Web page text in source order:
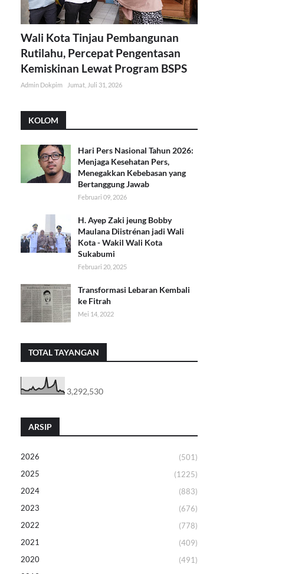
Wali Kota Tinjau Pembangunan
Rutilahu, Percepat Pengentasan
Kemiskinan Lewat Program BSPS
Admin Dokpim Jumat, Juli 31, 2026
KOLOM
Hari Pers Nasional Tahun 2026:
Menjaga Kesehatan Pers,
Menegakkan Kebebasan yang
Bertanggung Jawab
Februari 09, 2026
H. Ayep Zaki jeung Bobby
Maulana Diistrénan jadi Wali
Kota - Wakil Wali Kota
Sukabumi
Februari 20, 2025
Transformasi Lebaran Kembali
ke Fitrah
Mei 14, 2022
TOTAL TAYANGAN
3,292,530
ARSIP
2026
(501)
2025
(1225)
2024
(883)
2023
(676)
2022
(778)
2021
(409)
2020
(491)